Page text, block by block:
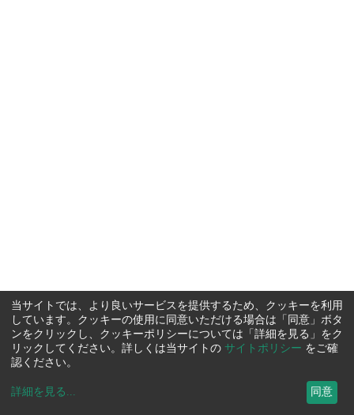
当サイトでは、より良いサービスを提供するため、クッキーを利用
しています。クッキーの使用に同意いただける場合は「同意」ボタ
ンをクリックし、クッキーポリシーについては「詳細を見る」をク
リックしてください。詳しくは当サイトの サイトポリシー をご確
認ください。
詳細を見る ... 同意